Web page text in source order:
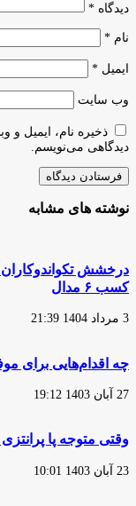
دیدگاه *
نام *
ایمیل *
وب‌ سایت
ذخیره نام، ایمیل و
دیدگاهی می‌نویسم.
نوشته های مشابه
درخشش تکواندوکاران
کسب ۶ مدال
3 مرداد 1404 21:39
چه اقدام‌هایی برای
27 آبان 1403 19:12
وقتی متوجه پا
23 آبان 1403 10:01